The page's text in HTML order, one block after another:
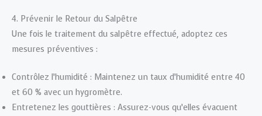
4. Prévenir le Retour du Salpêtre
Une fois le traitement du salpêtre effectué, adoptez ces
mesures préventives :
Contrôlez l’humidité : Maintenez un taux d’humidité entre 40
et 60 % avec un hygromètre.
Entretenez les gouttières : Assurez-vous qu’elles évacuent